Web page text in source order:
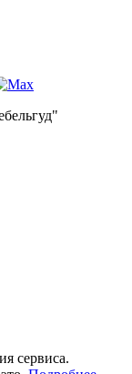
сервиса.